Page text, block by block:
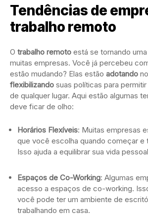
Tendências de
trabalho remoto
O trabalho remoto está se tornando uma
muitas empresas. Você já percebeu
estão mudando? Elas estão adotando
flexibilizando suas políticas para
de qualquer lugar. Aqui estão algumas
deve ficar de olho:
Horários Flexíveis: Muitas empresas
que você escolha quando começar e
Isso ajuda a equilibrar sua vida
Espaços de Co-Working: Algumas
acesso a espaços de co-working.
você pode ter um ambiente de
trabalhando em casa.